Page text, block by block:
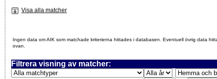
Visa alla matcher
Ingen data om AIK som matchade kriterierna hittades i databasen. Eventuell övrig data
ovan.
Filtrera visning av matcher: